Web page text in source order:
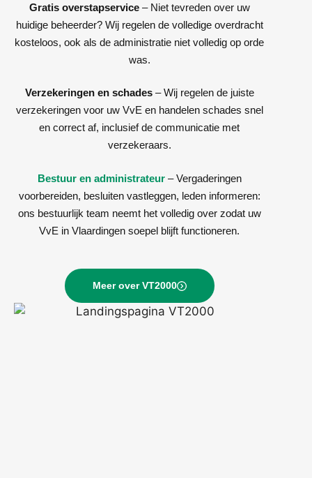
Gratis overstapservice– Niet tevreden over uw
huidige beheerder? Wij regelen de volledige overdracht
kosteloos, ook als de administratie niet volledig op orde
was.
Verzekeringen en schades– Wij regelen de juiste
verzekeringen voor uw VvE en handelen schades snel
en correct af, inclusief de communicatie met
verzekeraars.
Bestuur en administrateur– Vergaderingen
voorbereiden, besluiten vastleggen, leden informeren:
ons bestuurlijk team neemt het volledig over zodat uw
VvE in Vlaardingen soepel blijft functioneren.
Meer over VT2000